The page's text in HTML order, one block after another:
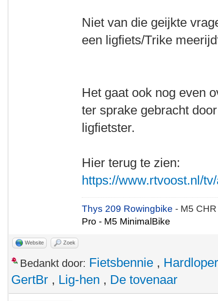
Niet van die geijkte
een ligfiets/Trike
Het gaat ook nog even
ter sprake gebracht
ligfietster.
Hier terug te zien:
https://www.rtvoost.nl/
Thys 209 Rowingbike- M5
Pro - M5 MinimalBike
Website Zoek
Bedankt door: Fietsbennie , Hardloper
GertBr , Lig-hen , De tovenaar